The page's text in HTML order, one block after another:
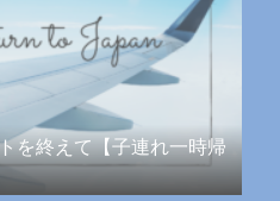
を終えて【子連れ一時帰